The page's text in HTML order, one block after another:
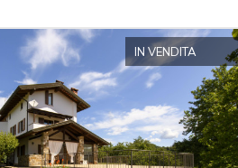
IN VENDITA